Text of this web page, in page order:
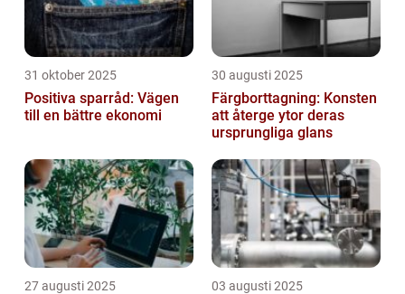
31 oktober 2025
Positiva sparråd: Vägen
till en bättre ekonomi
30 augusti 2025
Färgborttagning: Konsten
att återge ytor deras
ursprungliga glans
27 augusti 2025 03 augusti 2025